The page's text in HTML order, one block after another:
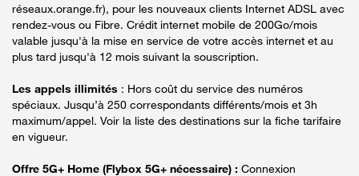
réseaux.orange.fr), pour les nouveaux clients Internet ADSL avec
rendez-vous ou Fibre. Crédit internet mobile de 200Go/mois
valable jusqu'à la mise en service de votre accès internet et au
plus tard jusqu'à 12 mois suivant la souscription.
Les appels illimités : Hors coût du service des numéros
spéciaux. Jusqu’à 250 correspondants différents/mois et 3h
maximum/appel. Voir la liste des destinations sur la fiche tarifaire
en vigueur.
Offre 5G+ Home (Flybox 5G+ nécessaire) : Connexion